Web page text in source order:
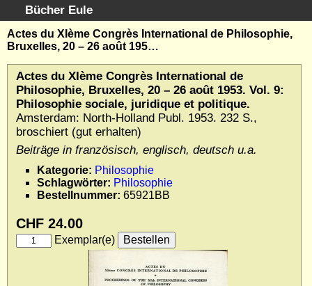
Bücher Eule
Schnellsuche:
Startseite
Erweiterte Suche
Kundenservice
Kontakt
Kategorien
Schlagwörter
Kataloge
Warenkorb
Widerruf
Newsletter kostenlos abonnieren
Actes du XIème Congrès International de Philosophie,
Bruxelles, 20 – 26 août 195…
Actes du XIème Congrès International de
Philosophie, Bruxelles, 20 – 26 août 1953. Vol. 9:
Philosophie sociale, juridique et politique.
Amsterdam: North-Holland Publ. 1953. 232 S.,
broschiert (gut erhalten)
Beiträge in französisch, englisch, deutsch u.a.
Kategorie: Philosophie
Schlagwörter: Philosophie
Bestellnummer: 65921BB
CHF 24.00
Exemplar(e)